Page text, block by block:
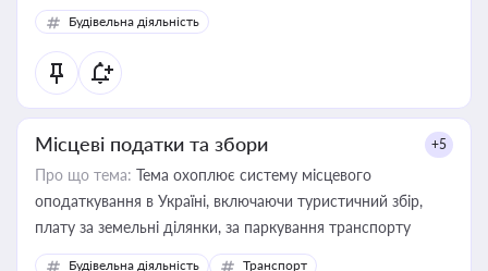
Будівельна діяльність
Місцеві податки та збори +5
Про що тема: Тема охоплює систему місцевого
оподаткування в Україні, включаючи туристичний збір,
плату за земельні ділянки, за паркування транспорту
Будівельна діяльність Транспорт